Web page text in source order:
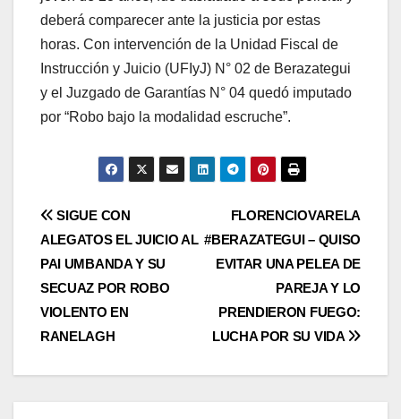
deberá comparecer ante la justicia por estas
horas. Con intervención de la Unidad Fiscal de
Instrucción y Juicio (UFIyJ) N° 02 de Berazategui
y el Juzgado de Garantías N° 04 quedó imputado
por “Robo bajo la modalidad escruche”.
Post
navigation
FLORENCIOVARELA
#BERAZATEGUI – QUISO
EVITAR UNA PELEA DE
PAREJA Y LO
PRENDIERON FUEGO:
LUCHA POR SU VIDA
SIGUE CON
ALEGATOS EL JUICIO AL
PAI UMBANDA Y SU
SECUAZ POR ROBO
VIOLENTO EN
RANELAGH